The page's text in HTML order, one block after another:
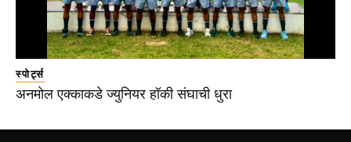
स्पोर्ट्स
अनमोल एक्काकडे ज्युनियर हॉकी संघाची धुरा